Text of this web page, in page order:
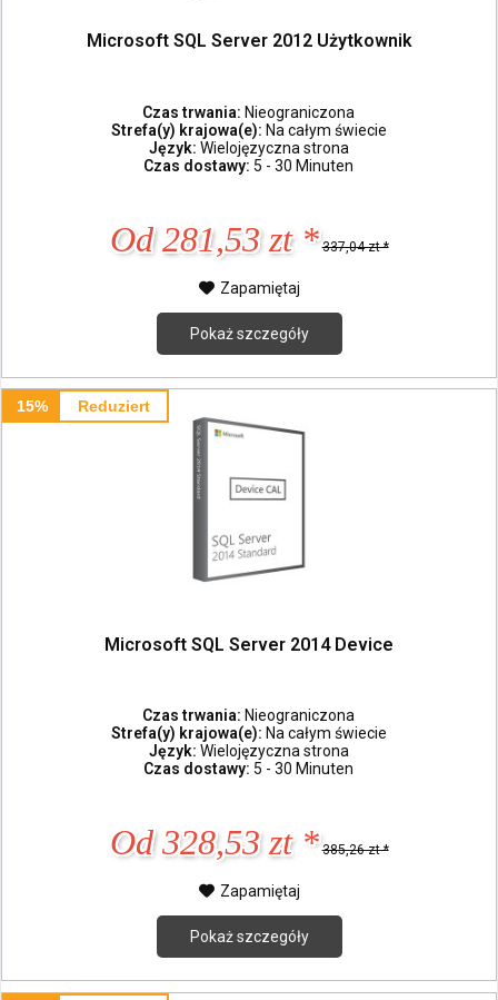
Microsoft SQL Server 2012 Użytkownik
Czas trwania:Nieograniczona
Strefa(y) krajowa(e): Na całym świecie
Język: Wielojęzyczna strona
Czas dostawy: 5 - 30 Minuten
Od 281,53 zt * 337,04 zt *
Zapamiętaj
Pokaż szczegóły
15% Reduziert
Microsoft SQL Server 2014 Device
Czas trwania: Nieograniczona
Strefa(y) krajowa(e): Na całym świecie
Język: Wielojęzyczna strona
Czas dostawy: 5 - 30 Minuten
Od 328,53 zt * 385,26 zt *
Zapamiętaj
Pokaż szczegóły